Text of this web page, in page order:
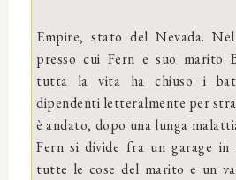
Empire, stato del Nevada.
presso cui Fern e suo marito
tutta la vita ha chiuso i
dipendenti letteralmente per
è andato, dopo una lunga
Fern si divide fra un garage in
tutte le cose del marito e un